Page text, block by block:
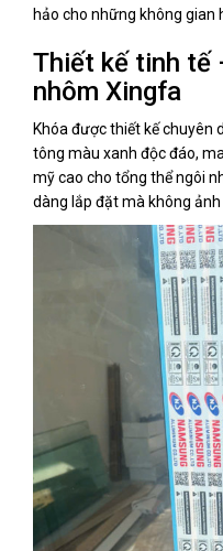
hảo cho những không gian
Thiết kế tinh tế
nhôm Xingfa
Khóa được thiết kế chuyên
tông màu xanh độc đáo,
mỹ cao cho tổng thể ngôi
dàng lắp đặt mà không